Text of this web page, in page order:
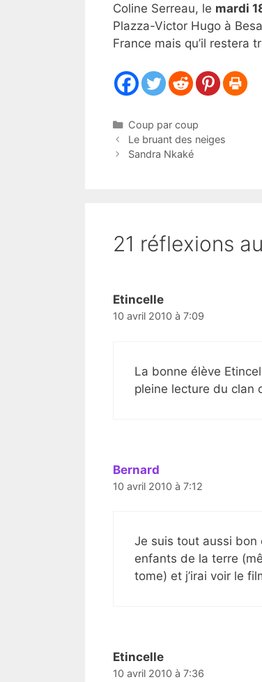
Coline Serreau, le mardi
Plazza-Victor Hugo à
France mais qu’il restera
Catégories
Coup par coup
Le bruant des neiges
Sandra Nkaké
21 réflexions
Etincelle
10 avril 2010 à 7:09
La bonne élève
pleine lecture du clan
Bernard
10 avril 2010 à 7:12
Je suis tout aussi bon
enfants de la terre
tome) et j’irai voir le
Etincelle
10 avril 2010 à 7:36